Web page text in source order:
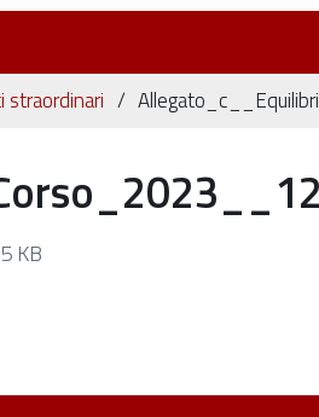
straordinari
KB